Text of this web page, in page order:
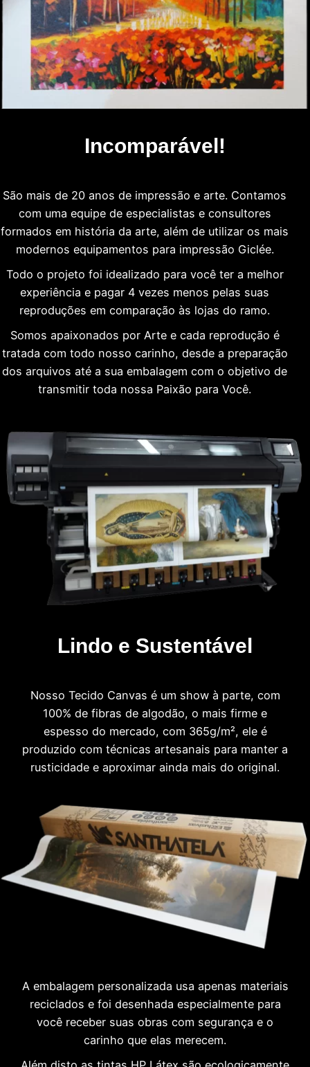
Incomparável!
São mais de 20 anos de impressão e arte. Contamos
com uma equipe de especialistas e consultores
formados em história da arte, além de utilizar os mais
modernos equipamentos para impressão Giclée.
Todo o projeto foi idealizado para você ter a melhor
experiência e pagar 4 vezes menos pelas suas
reproduções em comparação às lojas do ramo.
Somos apaixonados por Arte e cada reprodução é
tratada com todo nosso carinho, desde a preparação
dos arquivos até a sua embalagem com o objetivo de
transmitir toda nossa Paixão para Você.
Lindo e Sustentável
Nosso Tecido Canvas é um show à parte, com
100% de fibras de algodão, o mais firme e
espesso do mercado, com 365g/m², ele é
produzido com técnicas artesanais para manter a
rusticidade e aproximar ainda mais do original.
A embalagem personalizada usa apenas materiais
reciclados e foi desenhada especialmente para
você receber suas obras com segurança e o
carinho que elas merecem.